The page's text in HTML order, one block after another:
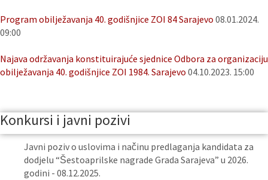
Program obilježavanja 40. godišnjice ZOI 84 Sarajevo 08.01.2024.
09:00
Najava održavanja konstituirajuće sjednice Odbora za organizaciju
obilježavanja 40. godišnjice ZOI 1984. Sarajevo 04.10.2023. 15:00
Konkursi i javni pozivi
Javni poziv o uslovima i načinu predlaganja kandidata za
dodjelu “Šestoaprilske nagrade Grada Sarajeva” u 2026.
godini - 08.12.2025.